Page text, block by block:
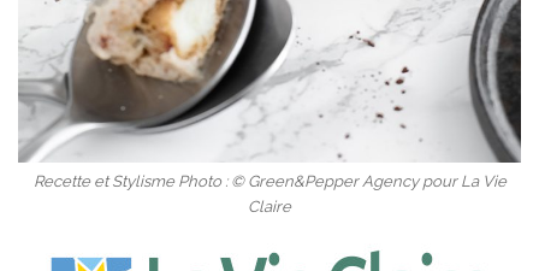
Recette et Stylisme Photo : © Green&Pepper Agency pour La Vie
Claire